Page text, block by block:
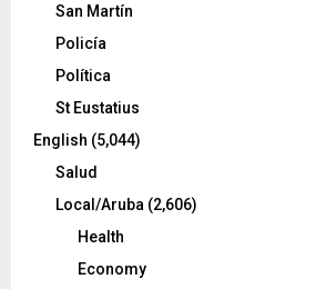
San Martín
Policía
Política
St Eustatius
English (5,044)
Salud
Local/Aruba (2,606)
Health
Economy